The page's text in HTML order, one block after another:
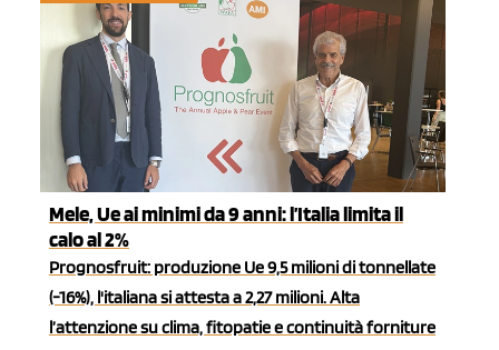
Mele, Ue ai minimi da 9 anni: l’Italia limita il
calo al 2%
Prognosfruit: produzione Ue 9,5 milioni di tonnellate
(-16%), l'italiana si attesta a 2,27 milioni. Alta
l’attenzione su clima, fitopatie e continuità forniture